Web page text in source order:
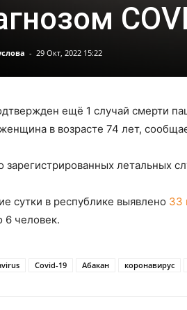
- 29 Окт, 2022 15:22
ещё 1 случай смерти
в возрасте 74 лет,
летальных
сутки в республике выявлено 33
6 человек.
Covid-19 Абакан коронавирус